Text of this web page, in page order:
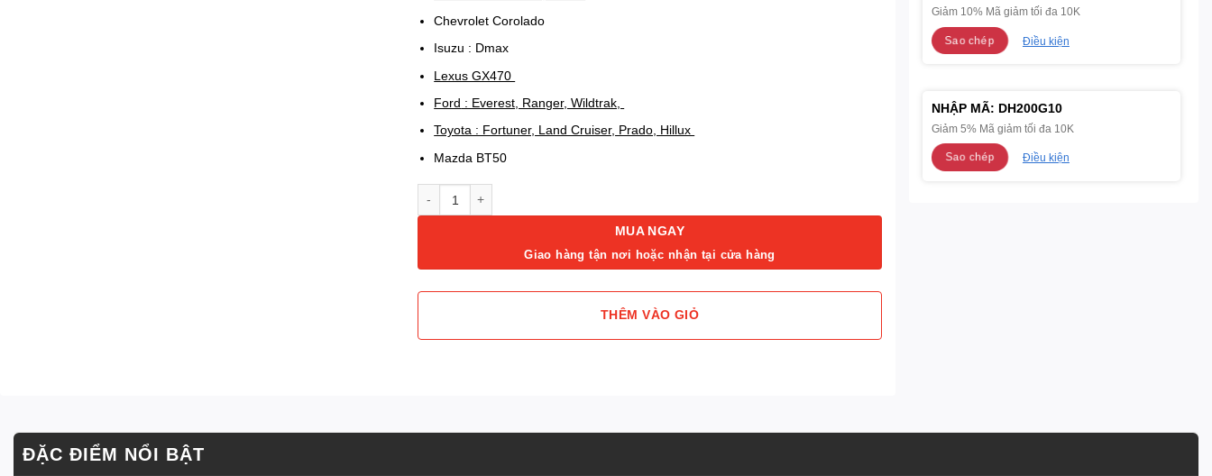
Chevrolet Corolado
Isuzu : Dmax
Lexus GX470
Ford : Everest, Ranger, Wildtrak,
Toyota : Fortuner, Land Cruiser, Prado, Hillux
Mazda BT50
MUA NGAY
Giao hàng tận nơi hoặc nhận tại cửa hàng
THÊM VÀO GIỎ
Giảm 10% Mã giảm tối đa 10K
Sao chép Điều kiện
NHẬP MÃ: DH200G10
Giảm 5% Mã giảm tối đa 10K
Sao chép Điều kiện
ĐẶC ĐIỂM NỔI BẬT